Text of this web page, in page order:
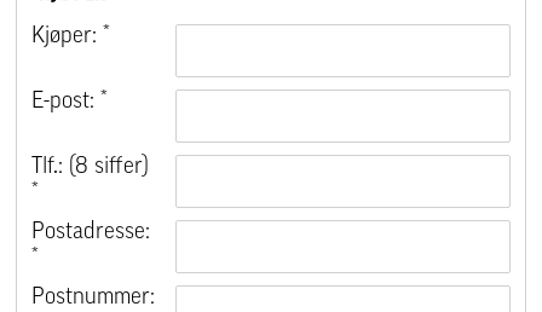
Kjøper: *
E-post: *
Tlf.: (8 siffer)
Postadresse:
Postnummer: